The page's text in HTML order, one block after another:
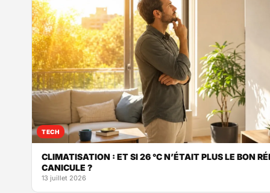
TECH
CLIMATISATION : ET SI 26 °C N’ÉTAIT PLUS LE BON
CANICULE ?
13 juillet 2026